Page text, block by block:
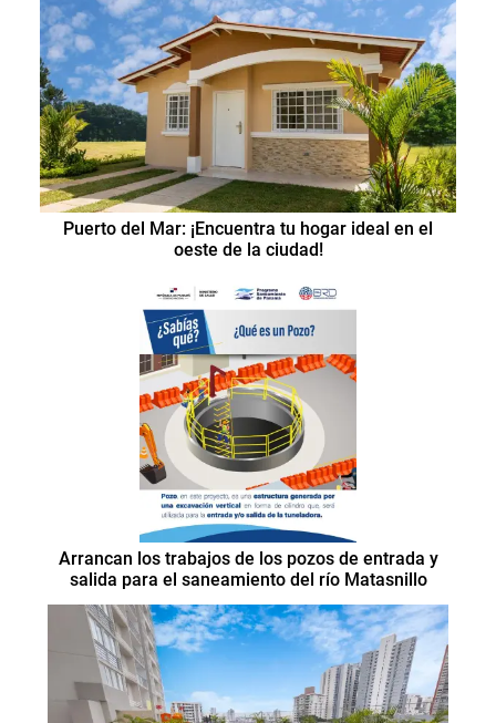
Puerto del Mar: ¡Encuentra tu hogar ideal en el
oeste de la ciudad!
Arrancan los trabajos de los pozos de entrada y
salida para el saneamiento del río Matasnillo